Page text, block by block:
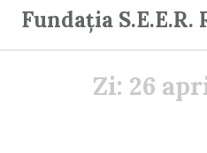
Fundația S.E.E.R.
Zi: 26